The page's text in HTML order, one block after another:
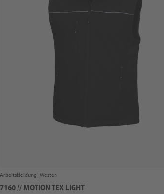
Arbeitskleidung | Westen
7160 // MOTION TEX LIGHT